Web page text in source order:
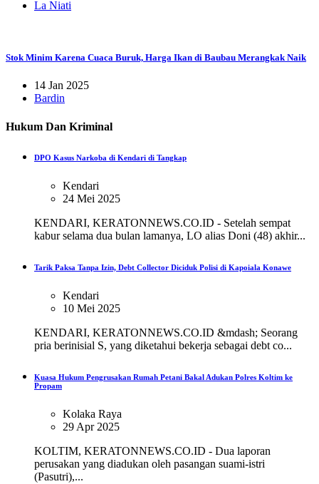
La Niati
Stok Minim Karena Cuaca Buruk, Harga Ikan di Baubau Merangkak Naik
14 Jan 2025
Bardin
Hukum Dan Kriminal
DPO Kasus Narkoba di Kendari di Tangkap
Kendari
24 Mei 2025
KENDARI, KERATONNEWS.CO.ID - Setelah sempat
kabur selama dua bulan lamanya, LO alias Doni (48) akhir...
Tarik Paksa Tanpa Izin, Debt Collector Diciduk Polisi di Kapoiala Konawe
Kendari
10 Mei 2025
KENDARI, KERATONNEWS.CO.ID &mdash; Seorang
pria berinisial S, yang diketahui bekerja sebagai debt co...
Kuasa Hukum Pengrusakan Rumah Petani Bakal Adukan Polres Koltim ke
Propam
Kolaka Raya
29 Apr 2025
KOLTIM, KERATONNEWS.CO.ID - Dua laporan
perusakan yang diadukan oleh pasangan suami-istri
(Pasutri),...